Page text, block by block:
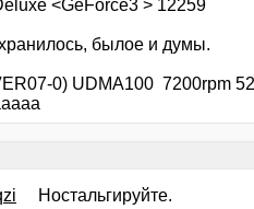
<GeForce3 > 12259
былое и думы.
0) UDMA100 7200rpm
Ностальгируйте.